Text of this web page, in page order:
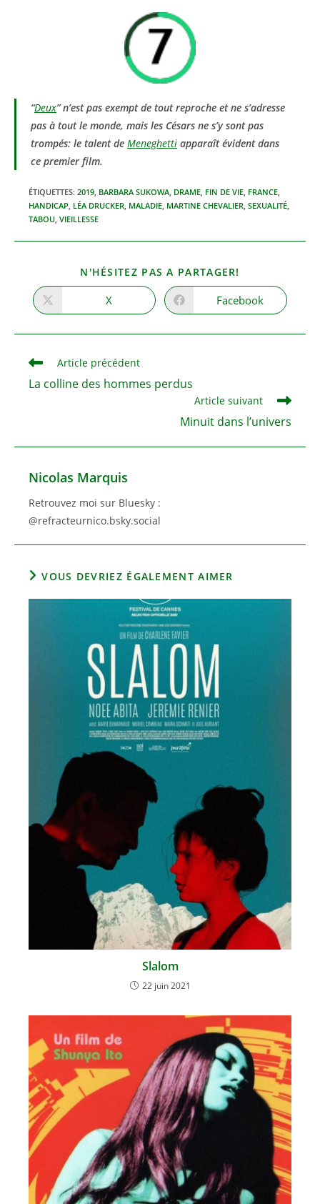
“Deux” n’est pas exempt de tout reproche et ne s’adresse
pas à tout le monde, mais les Césars ne s’y sont pas
trompés: le talent de Meneghetti apparaît évident dans
ce premier film.
ÉTIQUETTES: 2019, BARBARA SUKOWA, DRAME, FIN DE VIE, FRANCE,
HANDICAP, LÉA DRUCKER, MALADIE, MARTINE CHEVALIER, SEXUALITÉ,
TABOU, VIEILLESSE
N'HÉSITEZ PAS A PARTAGER!
CONTENU
Ouvrir
dans
autre
X Ouvrir
dans
autre
Facebook
Read
articles
Article précédent
La colline des hommes perdus
Article suivant
Minuit dans l’univers
Nicolas Marquis
Retrouvez moi sur Bluesky :
@refracteurnico.bsky.social
VOUS DEVRIEZ ÉGALEMENT AIMER
Slalom
22 juin 2021